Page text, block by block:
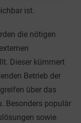
ist.
die nötigen
Dieser kümmert
Betrieb der
über das
Besonders populär
sowie